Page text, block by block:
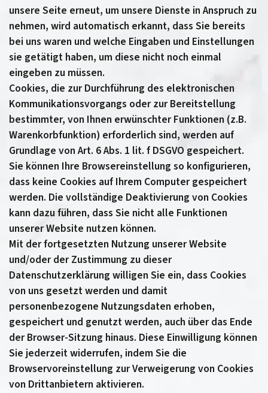
unsere Seite erneut, um unsere Dienste in Anspruch zu
nehmen, wird automatisch erkannt, dass Sie bereits
bei uns waren und welche Eingaben und Einstellungen
sie getätigt haben, um diese nicht noch einmal
eingeben zu müssen.
Cookies, die zur Durchführung des elektronischen
Kommunikationsvorgangs oder zur Bereitstellung
bestimmter, von Ihnen erwünschter Funktionen (z.B.
Warenkorbfunktion) erforderlich sind, werden auf
Grundlage von Art. 6 Abs. 1 lit. f DSGVO gespeichert.
Sie können Ihre Browsereinstellung so konfigurieren,
dass keine Cookies auf Ihrem Computer gespeichert
werden. Die vollständige Deaktivierung von Cookies
kann dazu führen, dass Sie nicht alle Funktionen
unserer Website nutzen können.
Mit der fortgesetzten Nutzung unserer Website
und/oder der Zustimmung zu dieser
Datenschutzerklärung willigen Sie ein, dass Cookies
von uns gesetzt werden und damit
personenbezogene Nutzungsdaten erhoben,
gespeichert und genutzt werden, auch über das Ende
der Browser-Sitzung hinaus. Diese Einwilligung können
Sie jederzeit widerrufen, indem Sie die
Browservoreinstellung zur Verweigerung von Cookies
von Drittanbietern aktivieren.